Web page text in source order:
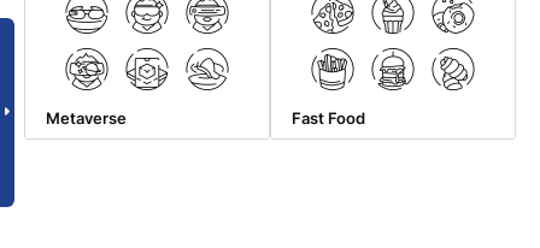
Metaverse Fast Food